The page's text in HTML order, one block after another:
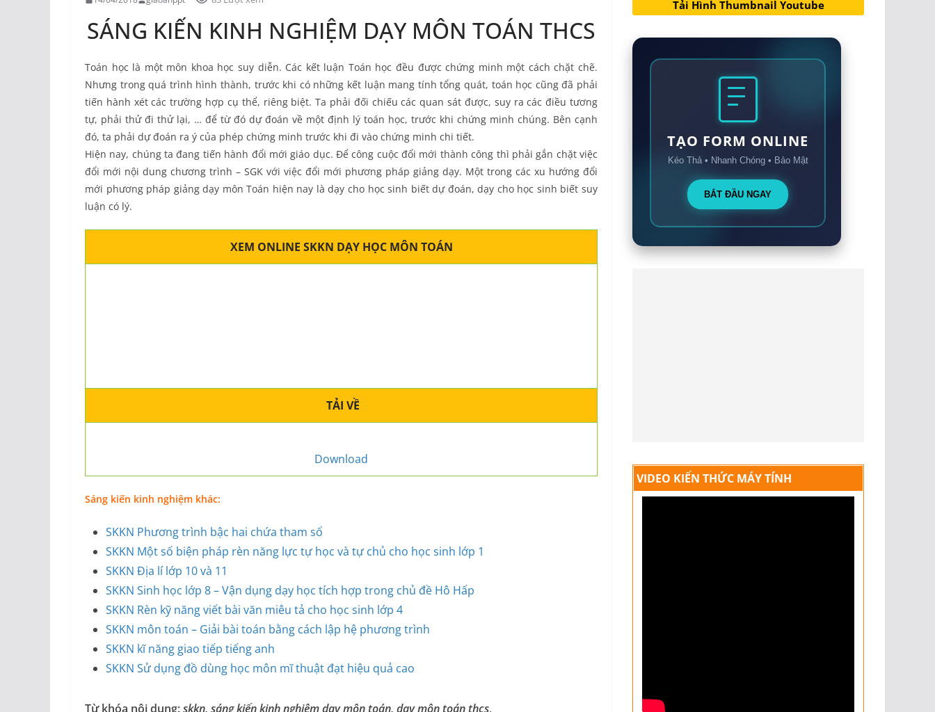
SÁNG KIẾN KINH NGHIỆM DẠY MÔN TOÁN THCS
Toán học là một môn khoa học suy diễn. Các kết luận Toán học đều được chứng minh một cách chặt chẽ.
Nhưng trong quá trình hình thành, trước khi có những kết luận mang tính tổng quát, toán học cũng đã phải
tiến hành xét các trường hợp cụ thể, riêng biệt. Ta phải đối chiếu các quan sát được, suy ra các điều tương
tự, phải thử đi thử lại, … để từ đó dự đoán về một định lý toán học, trước khi chứng minh chúng. Bên cạnh
đó, ta phải dự đoán ra ý của phép chứng minh trước khi đi vào chứng minh chi tiết.
Hiện nay, chúng ta đang tiến hành đổi mới giáo dục. Để công cuộc đổi mới thành công thì phải gắn chặt việc
đổi mới nội dung chương trình – SGK với việc đổi mới phương pháp giảng dạy. Một trong các xu hướng đổi
mới phương pháp giảng dạy môn Toán hiện nay là dạy cho học sinh biết dự đoán, dạy cho học sinh biết suy
luận có lý.
XEM ONLINE SKKN DẠY HỌC MÔN TOÁN
TẢI VỀ
Download
Sáng kiến kinh nghiệm khác:
SKKN Phương trình bậc hai chứa tham số
SKKN Một số biện pháp rèn năng lực tự học và tự chủ cho học sinh lớp 1
SKKN Địa lí lớp 10 và 11
SKKN Sinh học lớp 8 – Vận dụng dạy học tích hợp trong chủ đề Hô Hấp
SKKN Rèn kỹ năng viết bài văn miêu tả cho học sinh lớp 4
SKKN môn toán – Giải bài toán bằng cách lập hệ phương trình
SKKN kĩ năng giao tiếp tiếng anh
SKKN Sử dụng đồ dùng học môn mĩ thuật đạt hiệu quả cao
Từ khóa nội dung:skkn, sáng kiến kinh nghiệm dạy môn toán, dạy môn toán thcs.
Tải Hình Thumbnail Youtube
TẠO FORM ONLINE
Kéo Thả • Nhanh Chóng • Bảo Mật
BẮT ĐẦU NGAY
VIDEO KIẾN THỨC MÁY TÍNH